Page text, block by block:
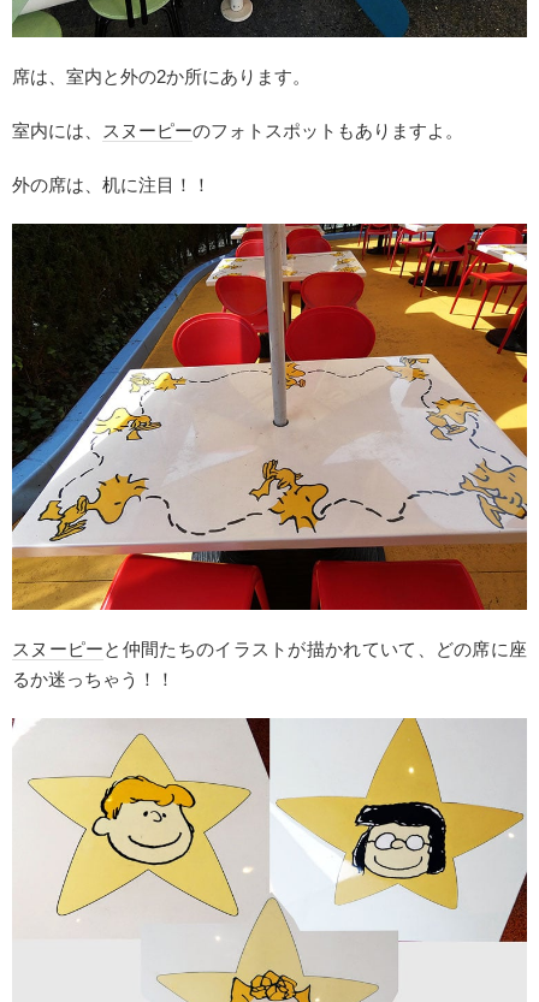
席は、室内と外の2か所にあります。
室内には、 スヌーピーのフォトスポットもありますよ。
外の席は、机に注目！！
スヌーピーと仲間たちのイラストが描かれていて、どの席に座
るか迷っちゃう！！